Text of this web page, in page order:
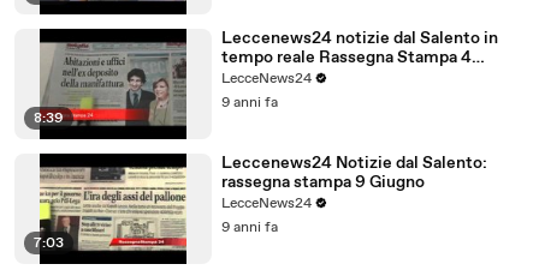
8:39
Leccenews24 notizie dal Salento in
tempo reale Rassegna Stampa 4
Giugno
LecceNews24
9 anni fa
7:03
Leccenews24 Notizie dal Salento:
rassegna stampa 9 Giugno
LecceNews24
9 anni fa